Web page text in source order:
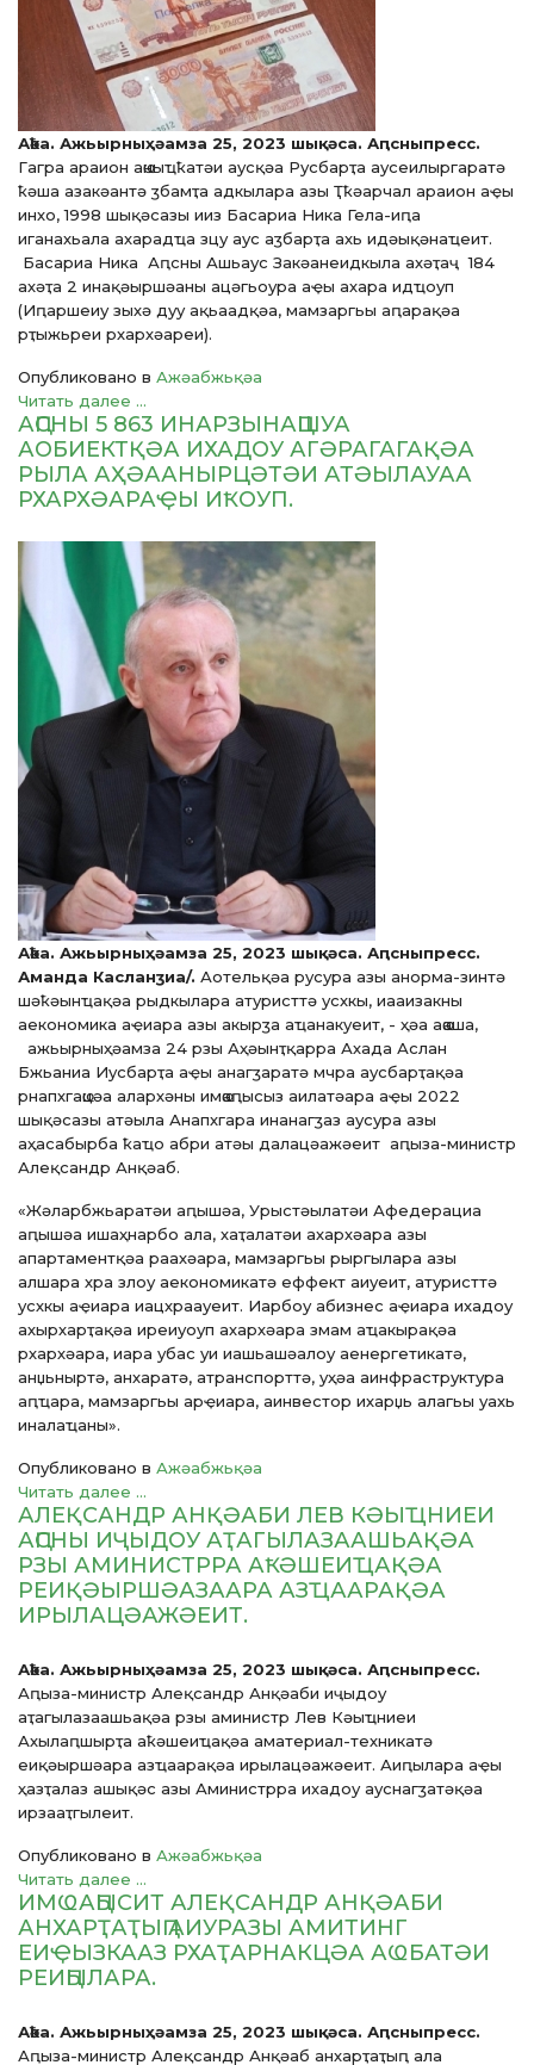
Аҟәа. Ажьырныҳәамза 25, 2023 шықәса. Аԥсныпресс.
Гагра араион аҩныҵҟатәи аусқәа Русбарҭа аусеилыргаратә
ҟәша азакәантә ӡбамҭа адкылара азы Ҭҟәарчал араион аҿы
инхо, 1998 шықәсазы ииз Басариа Ника Гела-иԥа
иганахьала ахарадҵа зцу аус аӡбарҭа ахь идәықәнаҵеит.
Басариа Ника Аԥсны Ашьаус Закәанеидкыла ахәҭаҷ 184
ахәҭа 2 инақәыршәаны ацәгьоура аҿы ахара идҵоуп
(Иԥаршеиу зыхә дуу ақьаадқәа, мамзаргьы аԥарақәа
рҭыжьреи рхархәареи).
Опубликовано в Ажәабжьқәа
Читать далее ...
АԤСНЫ 5 863 ИНАРЗЫНАԤШУА
АОБИЕКТҚӘА ИХАДОУ АГӘРАГАГАҚӘА
РЫЛА АҲӘААНЫРЦӘТӘИ АТӘЫЛАУАА
РХАРХӘАРАҾЫ ИҞОУП.
Аҟәа. Ажьырныҳәамза 25, 2023 шықәса. Аԥсныпресс.
Аманда Касланӡиа/. Аотельқәа русура азы анорма-зинтә
шәҟәынҵақәа рыдкылара атуристтә усхкы, иааизакны
аекономика аҿиара азы акырӡа аҵанакуеит, - ҳәа аҩаша,
ажьырныҳәамза 24 рзы Аҳәынҭқарра Ахада Аслан
Бжьаниа Иусбарҭа аҿы анагӡаратә мчра аусбарҭақәа
рнапхгаҩцәа алархәны имҩаԥысыз аилатәара аҿы 2022
шықәсазы атәыла Анапхгара инанагӡаз аусура азы
аҳасабырба ҟаҵо абри атәы далацәажәеит аԥыза-министр
Алеқсандр Анқәаб.
«Жәларбжьаратәи аԥышәа, Урыстәылатәи Афедерациа
аԥышәа ишаҳнарбо ала, хаҭалатәи ахархәара азы
апартаментқәа раахәара, мамзаргьы рыргылара азы
алшара хра злоу аекономикатә еффект аиуеит, атуристтә
усхкы аҿиара иацхраауеит. Иарбоу абизнес аҿиара ихадоу
ахырхарҭақәа иреиуоуп ахархәара змам аҵакырақәа
рхархәара, иара убас уи иашьашәалоу аенергетикатә,
анџьныртә, анхаратә, атранспорттә, уҳәа аинфраструктура
аԥҵара, мамзаргьы арҿиара, аинвестор ихарџь алагьы уахь
иналаҵаны».
Опубликовано в Ажәабжьқәа
Читать далее ...
АЛЕҚСАНДР АНҚӘАБИ ЛЕВ КӘЫҴНИЕИ
АԤСНЫ ИҶЫДОУ АҬАГЫЛАЗААШЬАҚӘА
РЗЫ АМИНИСТРРА АҞӘШЕИҴАҚӘА
РЕИҚӘЫРШӘАЗААРА АЗҴААРАҚӘА
ИРЫЛАЦӘАЖӘЕИТ.
Аҟәа. Ажьырныҳәамза 25, 2023 шықәса. Аԥсныпресс.
Аԥыза-министр Алеқсандр Анқәаби иҷыдоу
аҭагылазаашьақәа рзы аминистр Лев Кәыҵниеи
Ахылаԥшырҭа аҟәшеиҵақәа аматериал-техникатә
еиқәыршәара азҵаарақәа ирылацәажәеит. Аиԥылара аҿы
ҳазҭалаз ашықәс азы Аминистрра ихадоу ауснагӡатәқәа
ирзааҭгылеит.
Опубликовано в Ажәабжьқәа
Читать далее ...
ИМҨАԤЫСИТ АЛЕҚСАНДР АНҚӘАБИ
АНХАРҬАҬЫԤ АИУРАЗЫ АМИТИНГ
ЕИҾЫЗКААЗ РХАҬАРНАКЦӘА АҨБАТӘИ
РЕИԤЫЛАРА.
Аҟәа. Ажьырныҳәамза 25, 2023 шықәса. Аԥсныпресс.
Аԥыза-министр Алеқсандр Анқәаб анхарҭаҭыԥ ала